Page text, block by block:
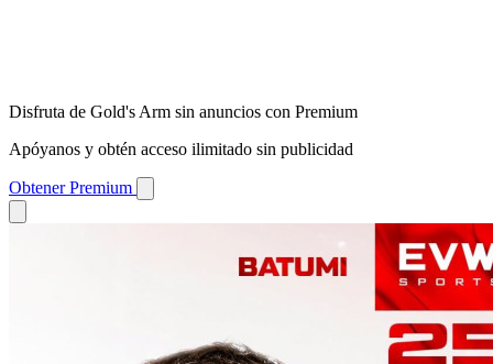
Disfruta de Gold's Arm sin anuncios con Premium
Apóyanos y obtén acceso ilimitado sin publicidad
Obtener Premium